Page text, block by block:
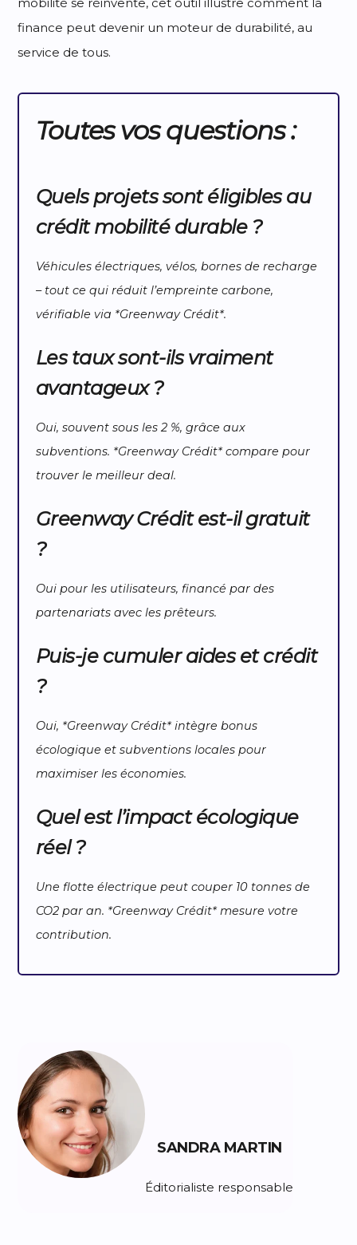
finance peut devenir un moteur de durabilité, au
service de tous.
Toutes vos questions :
Quels projets sont éligibles au
crédit mobilité durable ?
Véhicules électriques, vélos, bornes de recharge
– tout ce qui réduit l’empreinte carbone,
vérifiable via *Greenway Crédit*.
Les taux sont-ils vraiment
avantageux ?
Oui, souvent sous les 2 %, grâce aux
subventions. *Greenway Crédit* compare pour
trouver le meilleur deal.
Greenway Crédit est-il gratuit
?
Oui pour les utilisateurs, financé par des
partenariats avec les prêteurs.
Puis-je cumuler aides et crédit
?
Oui, *Greenway Crédit* intègre bonus
écologique et subventions locales pour
maximiser les économies.
Quel est l’impact écologique
réel ?
Une flotte électrique peut couper 10 tonnes de
CO2 par an. *Greenway Crédit* mesure votre
contribution.
SANDRA MARTIN
Éditorialiste responsable